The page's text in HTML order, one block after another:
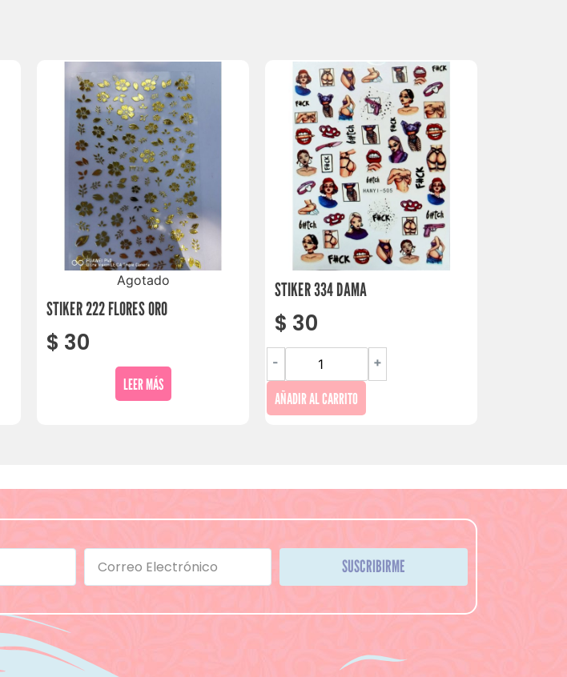
Agotado
STIKER 222 FLORES ORO
$ 30
LEER MÁS
STIKER 334 DAMA
$ 30
- +
AÑADIR AL CARRITO
SUSCRIBIRME